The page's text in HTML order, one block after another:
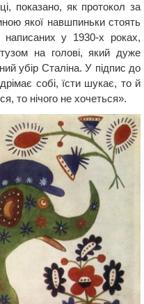
показано, як протокол за
якої навшпиньки стоять
у 1930-х роках,
на голові, який дуже
убір Сталіна. У підпис до
собі, їсти шукає, то й
то нічого не хочеться».